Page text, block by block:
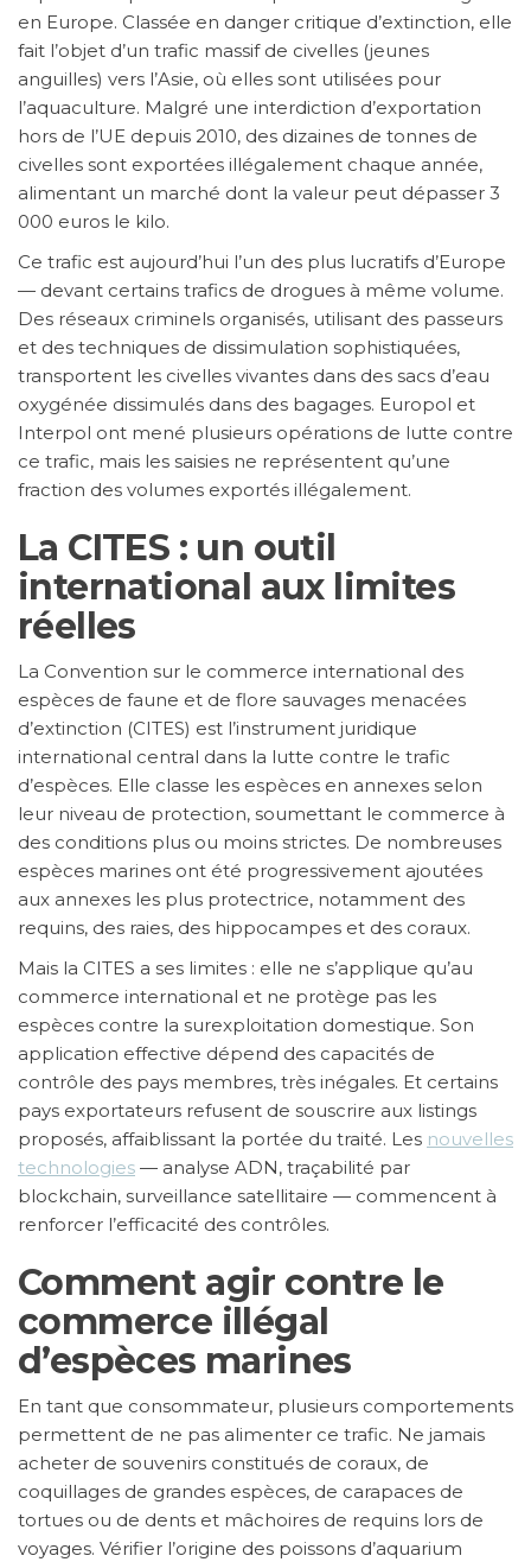
en Europe. Classée en danger critique d’extinction, elle
fait l’objet d’un trafic massif de civelles (jeunes
anguilles) vers l’Asie, où elles sont utilisées pour
l’aquaculture. Malgré une interdiction d’exportation
hors de l’UE depuis 2010, des dizaines de tonnes de
civelles sont exportées illégalement chaque année,
alimentant un marché dont la valeur peut dépasser 3
000 euros le kilo.
Ce trafic est aujourd’hui l’un des plus lucratifs d’Europe
— devant certains trafics de drogues à même volume.
Des réseaux criminels organisés, utilisant des passeurs
et des techniques de dissimulation sophistiquées,
transportent les civelles vivantes dans des sacs d’eau
oxygénée dissimulés dans des bagages. Europol et
Interpol ont mené plusieurs opérations de lutte contre
ce trafic, mais les saisies ne représentent qu’une
fraction des volumes exportés illégalement.
La CITES : un outil
international aux limites
réelles
La Convention sur le commerce international des
espèces de faune et de flore sauvages menacées
d’extinction (CITES) est l’instrument juridique
international central dans la lutte contre le trafic
d’espèces. Elle classe les espèces en annexes selon
leur niveau de protection, soumettant le commerce à
des conditions plus ou moins strictes. De nombreuses
espèces marines ont été progressivement ajoutées
aux annexes les plus protectrice, notamment des
requins, des raies, des hippocampes et des coraux.
Mais la CITES a ses limites : elle ne s’applique qu’au
commerce international et ne protège pas les
espèces contre la surexploitation domestique. Son
application effective dépend des capacités de
contrôle des pays membres, très inégales. Et certains
pays exportateurs refusent de souscrire aux listings
proposés, affaiblissant la portée du traité. Les nouvelles
technologies — analyse ADN, traçabilité par
blockchain, surveillance satellitaire — commencent à
renforcer l’efficacité des contrôles.
Comment agir contre le
commerce illégal
d’espèces marines
En tant que consommateur, plusieurs comportements
permettent de ne pas alimenter ce trafic. Ne jamais
acheter de souvenirs constitués de coraux, de
coquillages de grandes espèces, de carapaces de
tortues ou de dents et mâchoires de requins lors de
voyages. Vérifier l’origine des poissons d’aquarium